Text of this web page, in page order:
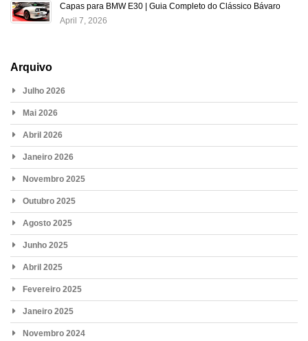
Capas para BMW E30 | Guia Completo do Clássico Bávaro
April 7, 2026
Arquivo
Julho 2026
Mai 2026
Abril 2026
Janeiro 2026
Novembro 2025
Outubro 2025
Agosto 2025
Junho 2025
Abril 2025
Fevereiro 2025
Janeiro 2025
Novembro 2024